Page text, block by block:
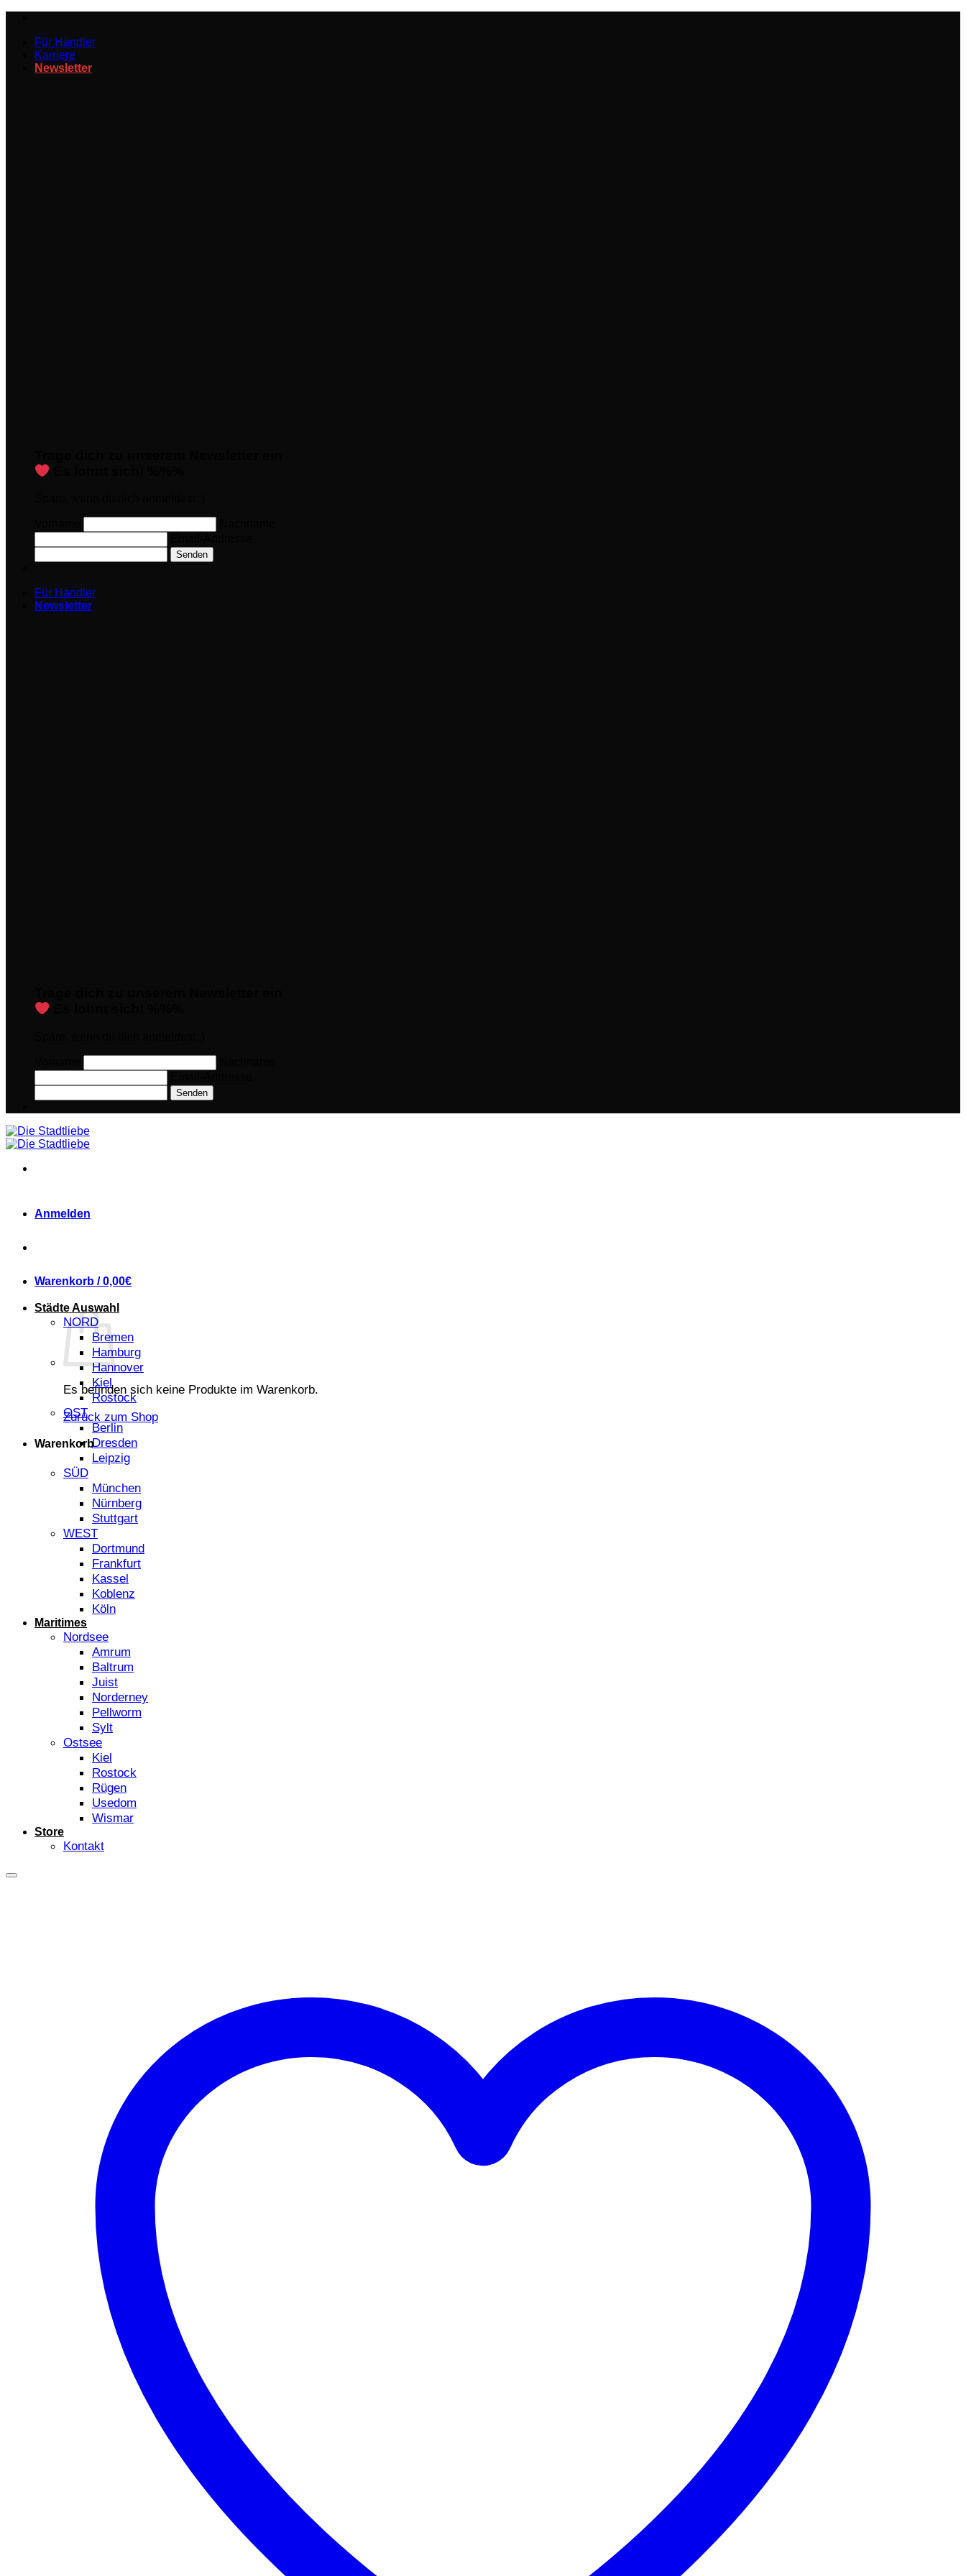
springenFür Händler
Karriere
Newsletter
Senden
Für Händler
Newsletter
Senden
Anmelden
Warenkorb /0,00€
Es befinden sich keine Produkte im Warenkorb.
Zurück zum Shop
Warenkorb
Städte Auswahl
NORD
Bremen
Hamburg
Hannover
Kiel
Rostock
OST
Berlin
Dresden
Leipzig
SÜD
München
Nürnberg
Stuttgart
WEST
Dortmund
Frankfurt
Kassel
Koblenz
Köln
Maritimes
Nordsee
Amrum
Baltrum
Juist
Norderney
Pellworm
Sylt
Ostsee
Kiel
Rostock
Rügen
Usedom
Wismar
Store
Kontakt